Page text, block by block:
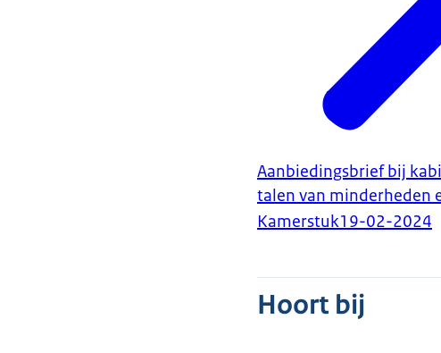
Aanbiedingsbrief bij
talen van minderheden
Kamerstuk19-02-2024
Hoort bij